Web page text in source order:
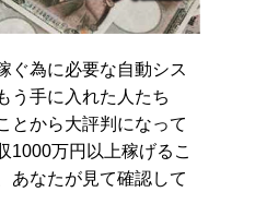
ぐ為に必要な自動シス
う手に入れた人たち
とから大評判になって
1000万円以上稼げるこ
あなたが見て確認して